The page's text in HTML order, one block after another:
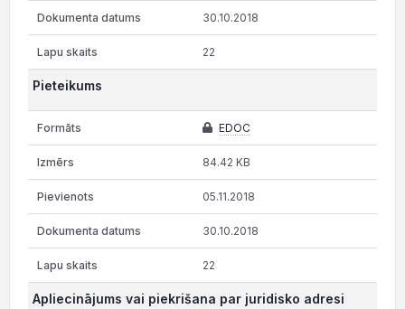
30.10.2018
22
Pieteikums
EDOC
84.42 KB
05.11.2018
30.10.2018
22
Apliecinājums vai piekrišana par juridisko adresi